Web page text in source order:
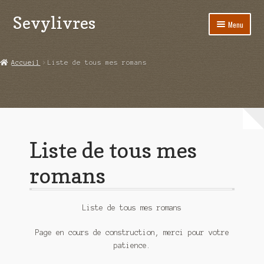
Aller
Aller
au
Sevylivres Menu
Au nom de la justice
Commande
Accueil Liste de tous mes romans
Liste de tous mes
romans
Liste de tous mes romans
Page en cours de construction, merci pour votre
patience.